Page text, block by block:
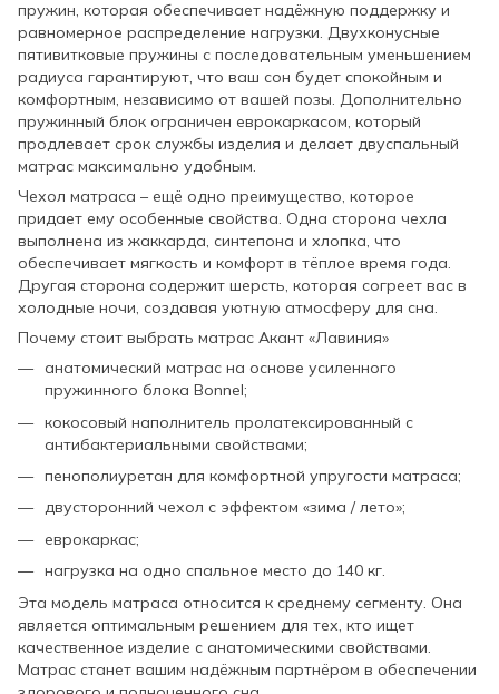
пружин, которая обеспечивает надёжную поддержку и
равномерное распределение нагрузки. Двухконусные
пятивитковые пружины с последовательным уменьшением
радиуса гарантируют, что ваш сон будет спокойным и
комфортным, независимо от вашей позы. Дополнительно
пружинный блок ограничен еврокаркасом, который
продлевает срок службы изделия и делает двуспальный
матрас максимально удобным.
Чехол матраса – ещё одно преимущество, которое
придает ему особенные свойства. Одна сторона чехла
выполнена из жаккарда, синтепона и хлопка, что
обеспечивает мягкость и комфорт в тёплое время года.
Другая сторона содержит шерсть, которая согреет вас в
холодные ночи, создавая уютную атмосферу для сна.
Почему стоит выбрать матрас Акант «Лавиния»
анатомический матрас на основе усиленного
пружинного блока Bonnel;
кокосовый наполнитель пролатексированный с
антибактериальными свойствами;
пенополиуретан для комфортной упругости матраса;
двусторонний чехол с эффектом «зима / лето»;
еврокаркас;
нагрузка на одно спальное место до 140 кг.
Эта модель матраса относится к среднему сегменту. Она
является оптимальным решением для тех, кто ищет
качественное изделие с анатомическими свойствами.
Матрас станет вашим надёжным партнёром в обеспечении